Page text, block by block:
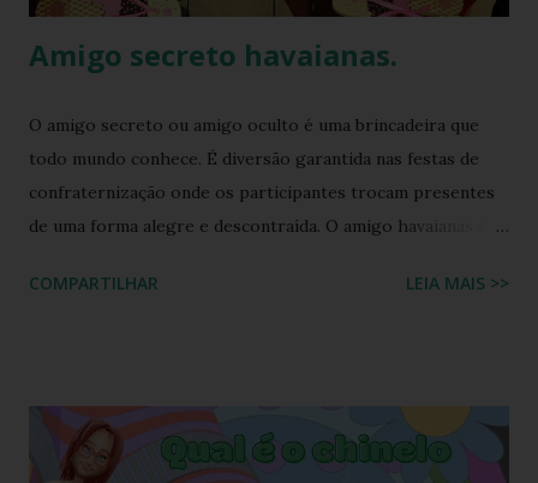
Amigo secreto havaianas.
O amigo secreto ou amigo oculto é uma brincadeira que
todo mundo conhece. É diversão garantida nas festas de
confraternização onde os participantes trocam presentes
de uma forma alegre e descontraída. O amigo havaianas é
participantes trocam exclusivamente sandálias havaianas
o amigo havaianas acontece no final do ano para
comemorar o final do ano letivo nas escolas, nas
COMPARTILHAR LEIA MAIS >>